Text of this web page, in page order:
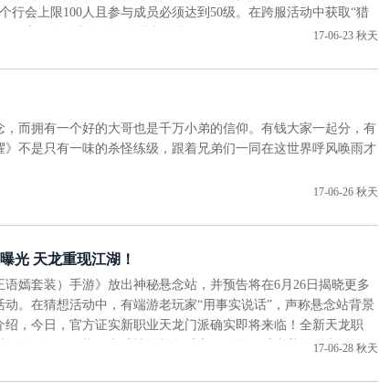
行会上限100人且参与成员必须达到50级。在跨服活动中获取“猎
17-06-23 秋天
而拥有一个好的大哥也是千万小弟的信仰。有钱大家一起分，有
》不是只有一味的杀怪练级，跟着兄弟们一同在这世界呼风唤雨才
17-06-26 秋天
光 天龙重现江湖！
嫣套装）手游》放出神秘悬念站，并预告将在6月26日揭晓更多
。在猜想活动中，有端游老玩家“用事实说话”，声称悬念站背景
，今日，官方证实新职业天龙门派确实即将来临！全新天龙职
气化劲，一阳指、六脉神剑等段氏家传绝学，威力盖绝江湖！
17-06-28 秋天